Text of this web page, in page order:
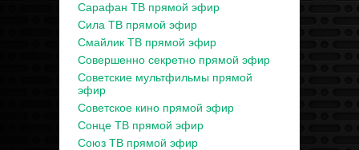
Сарафан ТВ прямой эфир
Сила ТВ прямой эфир
Смайлик ТВ прямой эфир
Совершенно секретно прямой эфир
Советские мультфильмы прямой
эфир
Советское кино прямой эфир
Сонце ТВ прямой эфир
Союз ТВ прямой эфир